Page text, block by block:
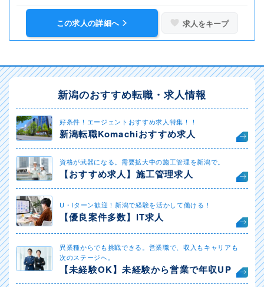
この求人の詳細へ 求人をキープ
新潟のおすすめ転職・求人情報
好条件！エージェントおすすめ求人特集！！
新潟転職Komachiおすすめ求人
資格が武器になる。需要拡大中の施工管理を新潟で。
【おすすめ求人】施工管理求人
U・Iターン歓迎！新潟で経験を活かして働ける！
【優良案件多数】IT求人
異業種からでも挑戦できる。営業職で、収入もキャリアも
次のステージへ。
【未経験OK】未経験から営業で年収UP